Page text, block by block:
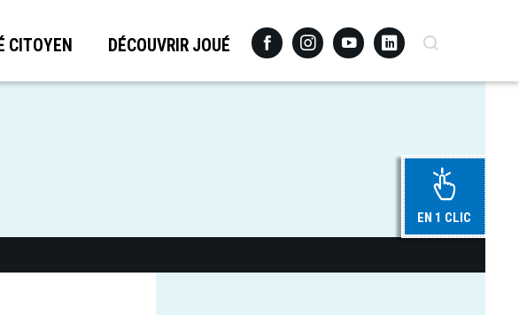
CITOYEN DÉCOUVRIR JOUÉ FacebookInstagramYoutubeLinkedinRecherche
EN 1 CLIC